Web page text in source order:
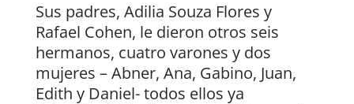
Sus padres, Adilia Souza Flores y
Rafael Cohen, le dieron otros seis
hermanos, cuatro varones y dos
mujeres – Abner, Ana, Gabino, Juan,
Edith y Daniel- todos ellos ya